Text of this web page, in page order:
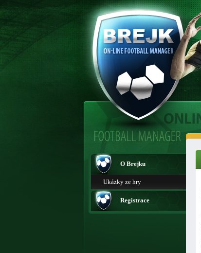
O Brejku
Ukázky ze hry
Registrace